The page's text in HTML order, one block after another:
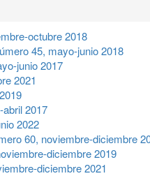
octubre 2018
45, mayo-junio 2018
junio 2017
2021
2017
2022
60, noviembre-diciembre
diciembre 2019
diciembre 2021